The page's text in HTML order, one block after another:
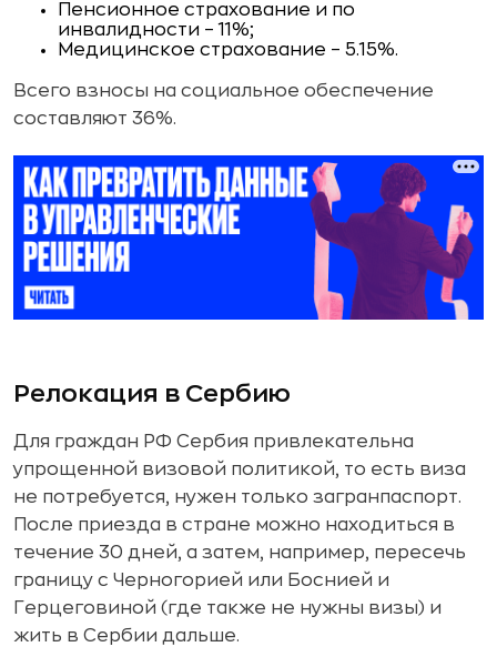
Пенсионное страхование и по
инвалидности – 11%;
Медицинское страхование – 5.15%.
Всего взносы на социальное обеспечение
составляют 36%.
Релокация в Сербию
Для граждан РФ Сербия привлекательна
упрощенной визовой политикой, то есть виза
не потребуется, нужен только загранпаспорт.
После приезда в стране можно находиться в
течение 30 дней, а затем, например, пересечь
границу с Черногорией или Боснией и
Герцеговиной (где также не нужны визы) и
жить в Сербии дальше.